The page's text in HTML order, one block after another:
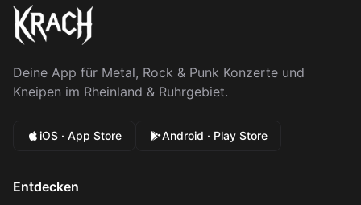
Deine App für Metal, Rock & Punk Konzerte und
Kneipen im Rheinland & Ruhrgebiet.
iOS · App Store Android · Play Store
Entdecken